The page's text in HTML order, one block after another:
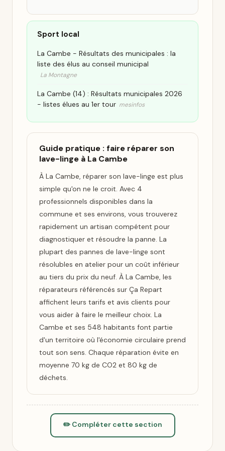
Sport local
La Cambe - Résultats des municipales : la
liste des élus au conseil municipal
La Montagne
La Cambe (14) : Résultats municipales 2026
- listes élues au 1er tour mesinfos
Guide pratique : faire réparer son
lave-linge à La Cambe
À La Cambe, réparer son lave-linge est plus
simple qu'on ne le croit. Avec 4
professionnels disponibles dans la
commune et ses environs, vous trouverez
rapidement un artisan compétent pour
diagnostiquer et résoudre la panne. La
plupart des pannes de lave-linge sont
résolubles en atelier pour un coût inférieur
au tiers du prix du neuf. À La Cambe, les
réparateurs référencés sur Ça Repart
affichent leurs tarifs et avis clients pour
vous aider à faire le meilleur choix. La
Cambe et ses 548 habitants font partie
d'un territoire où l'économie circulaire prend
tout son sens. Chaque réparation évite en
moyenne 70 kg de CO2 et 80 kg de
déchets.
✏️ Compléter cette section